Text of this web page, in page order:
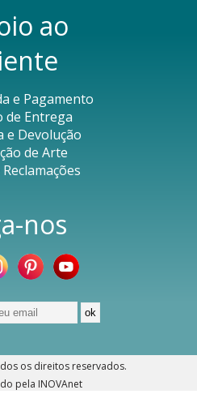
ao
e Pagamento
de Entrega
e Devolução
de Arte
nos
os direitos reservados.
pela INOVAnet